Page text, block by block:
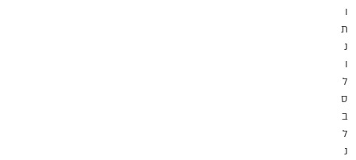
ו
ת
נ
ו
ל
ס
ב
ל
נ